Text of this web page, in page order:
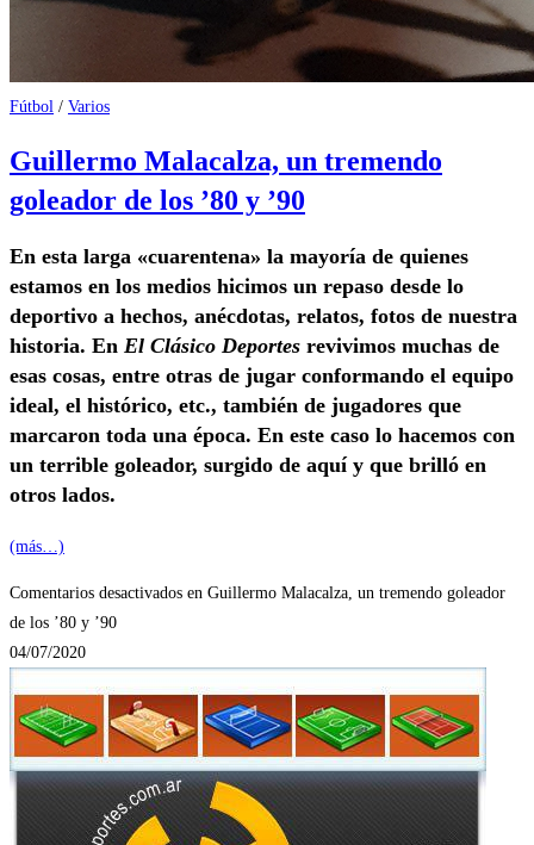
Fútbol / Varios
Guillermo Malacalza, un tremendo
goleador de los ’80 y ’90
En esta larga «cuarentena» la mayoría de quienes
estamos en los medios hicimos un repaso desde lo
deportivo a hechos, anécdotas, relatos, fotos de nuestra
historia. En El Clásico Deportes revivimos muchas de
esas cosas, entre otras de jugar conformando el equipo
ideal, el histórico, etc., también de jugadores que
marcaron toda una época. En este caso lo hacemos con
un terrible goleador, surgido de aquí y que brilló en
otros lados.
(más…)
Comentarios desactivados en Guillermo Malacalza, un tremendo goleador
de los ’80 y ’90
04/07/2020